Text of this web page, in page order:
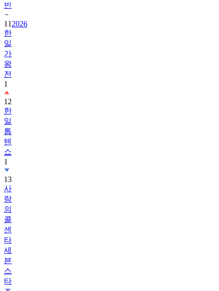
빈
11 2026
한
일
가
왕
전
1
12
한
일
톱
텐
쇼
1
13
사
랑
의
콜
센
타
세
븐
스
타